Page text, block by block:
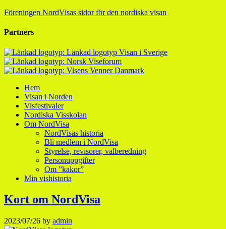
Föreningen NordVisas sidor för den nordiska visan
Partners
Hem
Visan i Norden
Visfestivaler
Nordiska Visskolan
Om NordVisa
NordVisas historia
Bli medlem i NordVisa
Styrelse, revisorer, valberedning
Personuppgifter
Om ”kakor”
Min vishistoria
Kort om NordVisa
2023/07/26 by admin